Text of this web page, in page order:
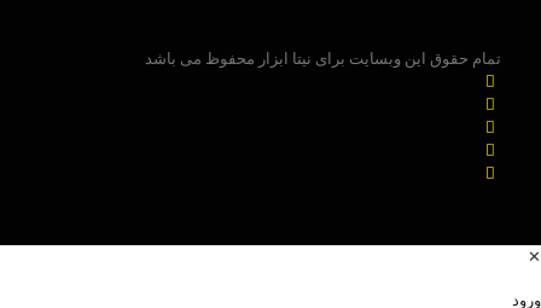
تمام حقوق این وبسایت برای نیتا ابزار محفوظ می باشد
✕
ورود